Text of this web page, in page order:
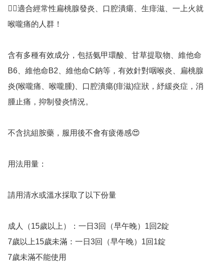
👉🏻適合經常性扁桃腺發炎、口腔潰瘍、生痱滋、一上火就
喉嚨痛的人群！
含有多種有效成分，包括氨甲環酸、甘草提取物、維他命
B6、維他命B2、維他命C鈉等，有效針對咽喉炎、扁桃腺
炎(喉嚨痛、喉嚨腫)、口腔潰瘍(痱滋)症狀，紓緩炎症，消
腫止痛，抑制發炎情況。
不含抗組胺藥，服用後不會有疲倦感😍
用法用量：
請用清水或溫水採取了以下份量
成人（15歲以上）：一日3回（早午晚）1回2錠
7歲以上15歲未滿：一日3回（早午晚）1回1錠
7歲未滿不能使用